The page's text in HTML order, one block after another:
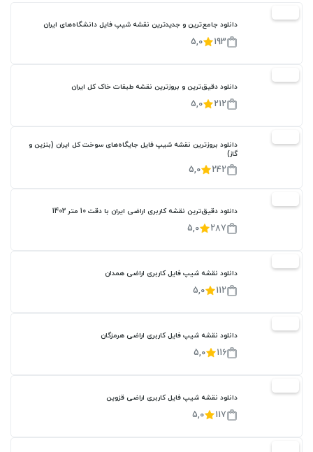
دانلود جامع‌ترین و جدیدترین نقشه شیپ فایل دانشگاه‌های ایران
193
5,0
دانلود دقیق‌ترین و بروزترین نقشه طبقات خاک کل ایران
212
5,0
دانلود بروزترین نقشه شیپ فایل جایگاه‌های سوخت کل ایران (بنزین و
گاز)
242
5,0
دانلود دقیق‌ترین نقشه کاربری اراضی ایران با دقت 10 متر 1402
287
5,0
دانلود نقشه شیپ فایل کاربری اراضی همدان
112
5,0
دانلود نقشه شیپ فایل کاربری اراضی هرمزگان
116
5,0
دانلود نقشه شیپ فایل کاربری اراضی قزوین
117
5,0